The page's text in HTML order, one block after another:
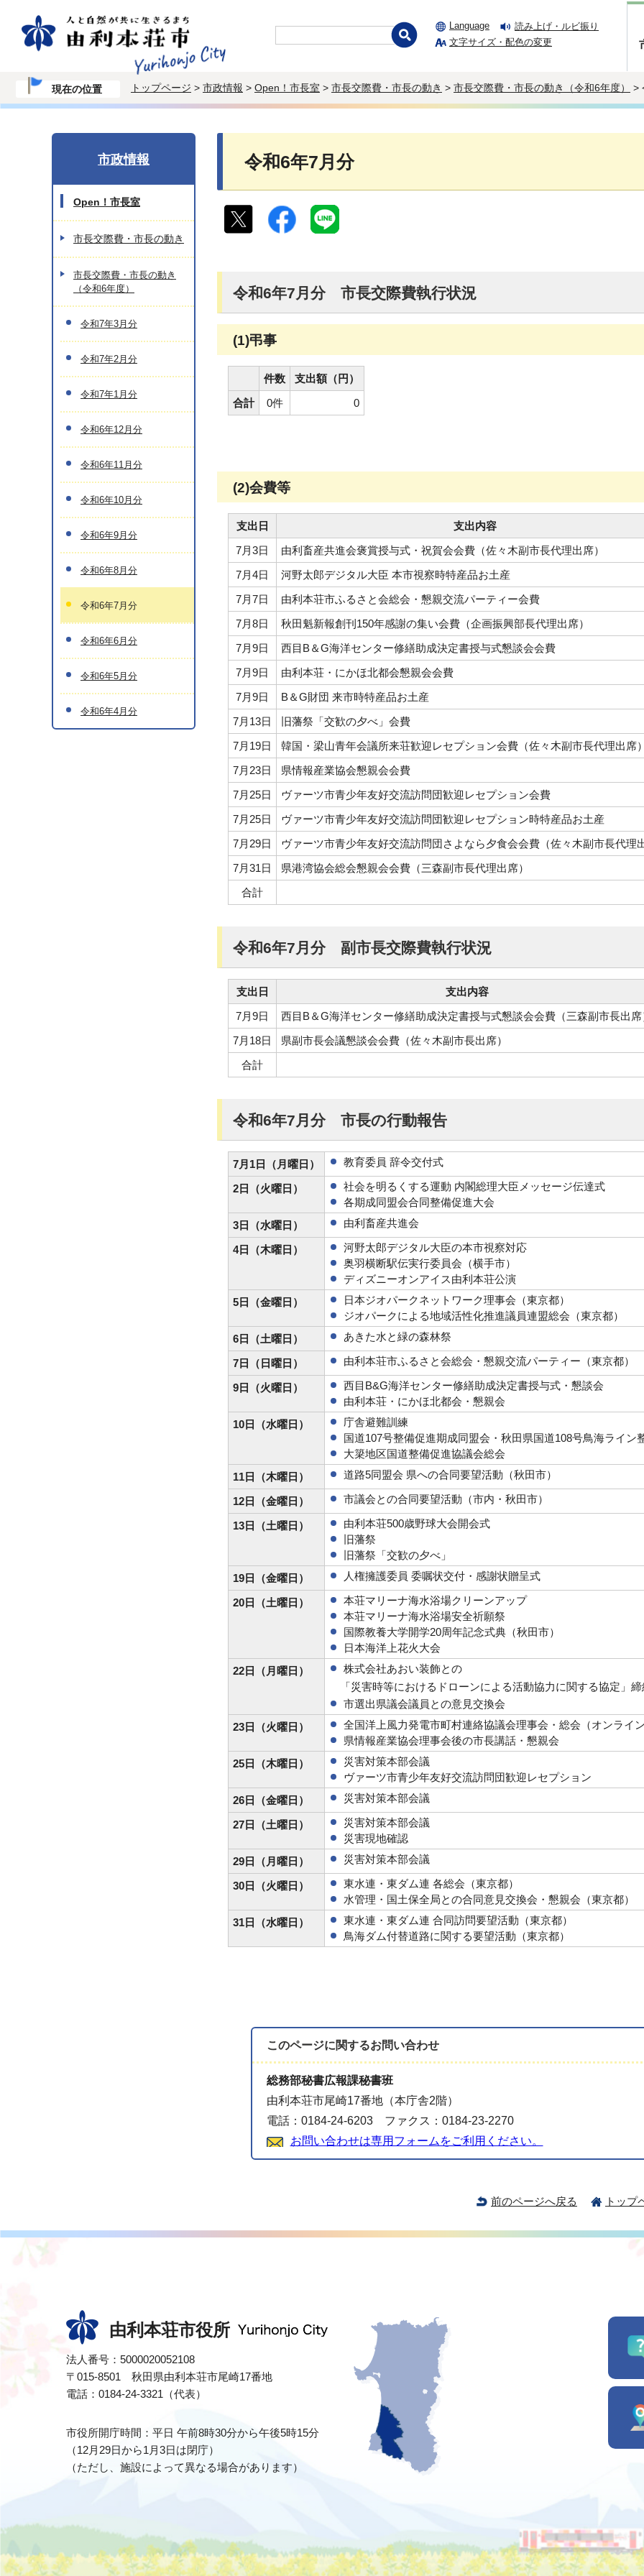
Language
読み上げ・ルビ振り
文字サイズ・配色の変更
現在の位置 トップページ > 市政情報 > Open！市長室 > 市長交際費・市長の動き > 市長交際費・市長の動き（令和6年度） >
令和6年7月分
令和6年7月分 市長交際費執行状況
(1)弔事
件数
支出額（円）
合計
0件 0
(2)会費等
支出日 支出内容
7月3日
由利畜産共進会褒賞授与式・祝賀会会費（佐々木副市長代理出席）
7月4日
河野太郎デジタル大臣 本市視察時特産品お土産
7月7日
由利本荘市ふるさと会総会・懇親交流パーティー会費
7月8日
秋田魁新報創刊150年感謝の集い会費（企画振興部長代理出席）
7月9日
西目B＆G海洋センター修繕助成決定書授与式懇談会会費
7月9日
由利本荘・にかほ北都会懇親会会費
7月9日
B＆G財団 来市時特産品お土産
7月13日
旧藩祭「交歓の夕べ」会費
7月19日
韓国・梁山青年会議所来荘歓迎レセプション会費（佐々木副市長代理出席）
7月23日
県情報産業協会懇親会会費
7月25日
ヴァーツ市青少年友好交流訪問団歓迎レセプション会費
7月25日
ヴァーツ市青少年友好交流訪問団歓迎レセプション時特産品お土産
7月29日
ヴァーツ市青少年友好交流訪問団さよなら夕食会会費（佐々木副市長代理
7月31日
県港湾協会総会懇親会会費（三森副市長代理出席）
合計
令和6年7月分 副市長交際費執行状況
支出日 支出内容
7月9日
西目B＆G海洋センター修繕助成決定書授与式懇談会会費（三森副市長出席
7月18日
県副市長会議懇談会会費（佐々木副市長出席）
合計
令和6年7月分 市長の行動報告
7月1日（月曜日） 教育委員 辞令交付式
2日（火曜日）
社会を明るくする運動 内閣総理大臣メッセージ伝達式
各期成同盟会合同整備促進大会
3日（水曜日）
由利畜産共進会
4日（木曜日）
河野太郎デジタル大臣の本市視察対応
奥羽横断駅伝実行委員会（横手市）
ディズニーオンアイス由利本荘公演
5日（金曜日）
日本ジオパークネットワーク理事会（東京都）
ジオパークによる地域活性化推進議員連盟総会（東京都）
6日（土曜日）
あきた水と緑の森林祭
7日（日曜日） 由利本荘市ふるさと会総会・懇親交流パーティー（東京都）
9日（火曜日）
西目B&G海洋センター修繕助成決定書授与式・懇談会
由利本荘・にかほ北都会・懇親会
10日（水曜日）
庁舎避難訓練
国道107号整備促進期成同盟会・秋田県国道108号鳥海ライン
大簗地区国道整備促進協議会総会
11日（木曜日）
道路5同盟会 県への合同要望活動（秋田市）
12日（金曜日） 市議会との合同要望活動（市内・秋田市）
13日（土曜日）
由利本荘500歳野球大会開会式
旧藩祭
旧藩祭「交歓の夕べ」
19日（金曜日）
人権擁護委員 委嘱状交付・感謝状贈呈式
20日（土曜日）
本荘マリーナ海水浴場クリーンアップ
本荘マリーナ海水浴場安全祈願祭
国際教養大学開学20周年記念式典（秋田市）
日本海洋上花火大会
22日（月曜日）
株式会社あおい装飾との
「災害時等におけるドローンによる活動協力に関する協定」締
市選出県議会議員との意見交換会
23日（火曜日）
全国洋上風力発電市町村連絡協議会理事会・総会（オンライン
県情報産業協会理事会後の市長講話・懇親会
25日（木曜日）
災害対策本部会議
ヴァーツ市青少年友好交流訪問団歓迎レセプション
26日（金曜日）
災害対策本部会議
27日（土曜日）
災害対策本部会議
災害現地確認
29日（月曜日）
災害対策本部会議
30日（火曜日）
東水連・東ダム連 各総会（東京都）
水管理・国土保全局との合同意見交換会・懇親会（東京都）
31日（水曜日）
東水連・東ダム連 合同訪問要望活動（東京都）
鳥海ダム付替道路に関する要望活動（東京都）
このページに関するお問い合わせ
総務部秘書広報課秘書班
由利本荘市尾崎17番地（本庁舎2階）
電話：0184-24-6203 ファクス：0184-23-2270
お問い合わせは専用フォームをご利用ください。
市政情報
Open！市長室
市長交際費・市長の動き
市長交際費・市長の動き
（令和6年度）
令和7年3月分
令和7年2月分
令和7年1月分
令和6年12月分
令和6年11月分
令和6年10月分
令和6年9月分
令和6年8月分
令和6年7月分
令和6年6月分
令和6年5月分
令和6年4月分
前のページへ戻る トップ
由利本荘市役所
法人番号：5000020052108
〒015-8501 秋田県由利本荘市尾崎17番地
電話：0184-24-3321（代表）
市役所開庁時間：平日 午前8時30分から午後5時15分
（12月29日から1月3日は閉庁）
（ただし、施設によって異なる場合があります）